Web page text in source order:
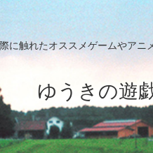
に触れたオススメゲームやアニ
ゆうきの遊